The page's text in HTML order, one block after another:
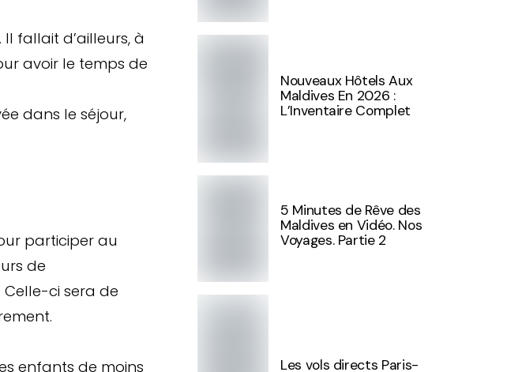
fallait d’ailleurs, à
avoir le temps de
dans le séjour,
participer au
de
Celle-ci sera de
enfants de moins
Nouveaux Hôtels Aux
Maldives En 2026 :
L’Inventaire Complet
5 Minutes de Rêve des
Maldives en Vidéo. Nos
Voyages. Partie 2
Les vols directs Paris-